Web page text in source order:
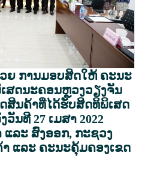
ຍ ການມອບສິດໃຫ້ ຄະນະ
ສດນະຄອນຫຼວງວຽງຈັນ
ສິນຄ້າທີ່ໄດ້ຮັບສິດທິພິເສດ
ນທີ 27 ເມສາ 2022
ແລະ ສົ່ງອອກ, ກະຊວງ
ແລະ ຄະນະຄຸ້ມຄອງເຂດ